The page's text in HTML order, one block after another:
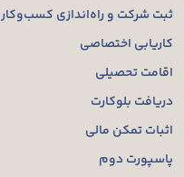
ثبت شرکت و راه‌اندازی کسب‌وکار
کاریابی اختصاصی
اقامت تحصیلی
دریافت بلوکارت
اثبات تمکن مالی
پاسپورت دوم